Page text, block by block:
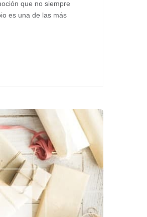
que no siempre
es una de las más